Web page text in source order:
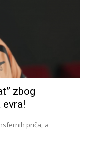
zbog
priča, a